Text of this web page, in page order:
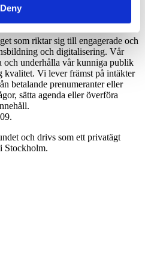
Deny
som riktar sig till engagerade och
och digitalisering. Vår
och underhålla vår kunniga publik
kvalitet. Vi lever främst på intäkter
betalande prenumeranter eller
sätta agenda eller överföra
och drivs som ett privatägt
Stockholm.